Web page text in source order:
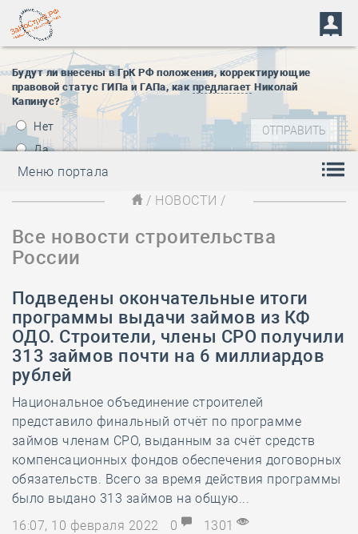
Будут ли внесены в ГрК РФ положения, корректирующие
правовой статус ГИПа и ГАПа, как предлагает Николай
Капинус?
Нет
Да
Меню портала
/ НОВОСТИ /
Все новости строительства
России
Подведены окончательные итоги
программы выдачи займов из КФ
ОДО. Строители, члены СРО получили
313 займов почти на 6 миллиардов
рублей
Национальное объединение строителей
представило финальный отчёт по программе
займов членам СРО, выданным за счёт средств
компенсационных фондов обеспечения договорных
обязательств. Всего за время действия программы
было выдано 313 займов на общую...
16:07, 10 февраля 2022
0 1301